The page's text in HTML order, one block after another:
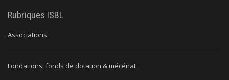
Rubriques ISBL
Associations
Fondations, fonds de dotation & mécénat